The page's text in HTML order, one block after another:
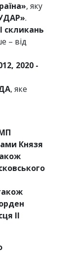
, яку
.
скликань
– від
2020 -
, яке
Князя
II